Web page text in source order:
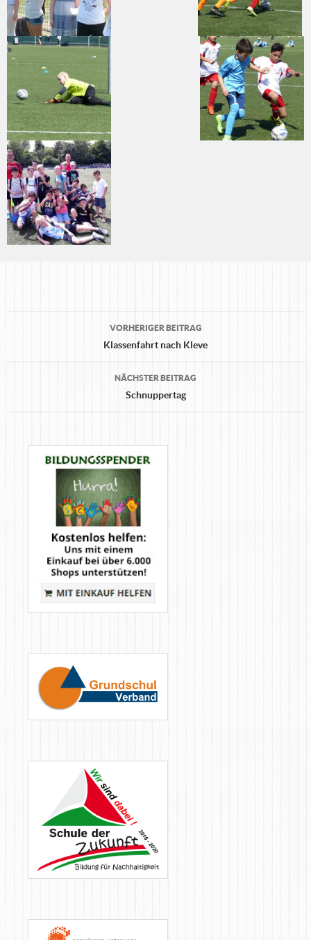
VORHERIGER BEITRAG
Klassenfahrt nach Kleve
NÄCHSTER BEITRAG
Schnuppertag